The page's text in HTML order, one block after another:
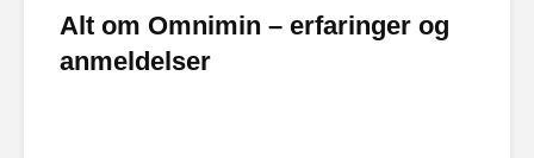
Alt om Omnimin – erfaringer og
anmeldelser